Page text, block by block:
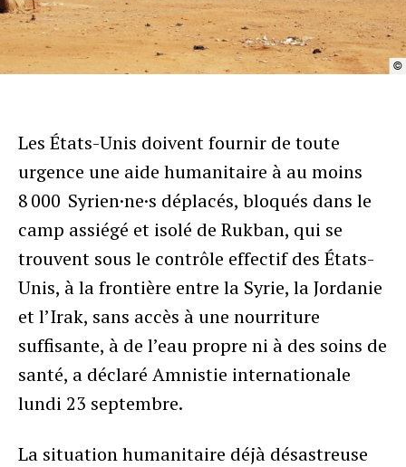
©
Les États-Unis doivent fournir de toute
urgence une aide humanitaire à au moins
8 000 Syrien·ne·s déplacés, bloqués dans le
camp assiégé et isolé de Rukban, qui se
trouvent sous le contrôle effectif des États-
Unis, à la frontière entre la Syrie, la Jordanie
et l’Irak, sans accès à une nourriture
suffisante, à de l’eau propre ni à des soins de
santé, a déclaré Amnistie internationale
lundi 23 septembre.
La situation humanitaire déjà désastreuse